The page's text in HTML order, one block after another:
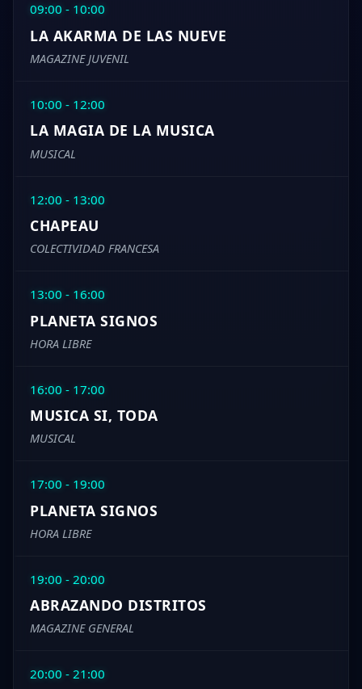
09:00 - 10:00
LA AKARMA DE LAS NUEVE
MAGAZINE JUVENIL
10:00 - 12:00
LA MAGIA DE LA MUSICA
MUSICAL
12:00 - 13:00
CHAPEAU
COLECTIVIDAD FRANCESA
13:00 - 16:00
PLANETA SIGNOS
HORA LIBRE
16:00 - 17:00
MUSICA SI, TODA
MUSICAL
17:00 - 19:00
PLANETA SIGNOS
HORA LIBRE
19:00 - 20:00
ABRAZANDO DISTRITOS
MAGAZINE GENERAL
20:00 - 21:00